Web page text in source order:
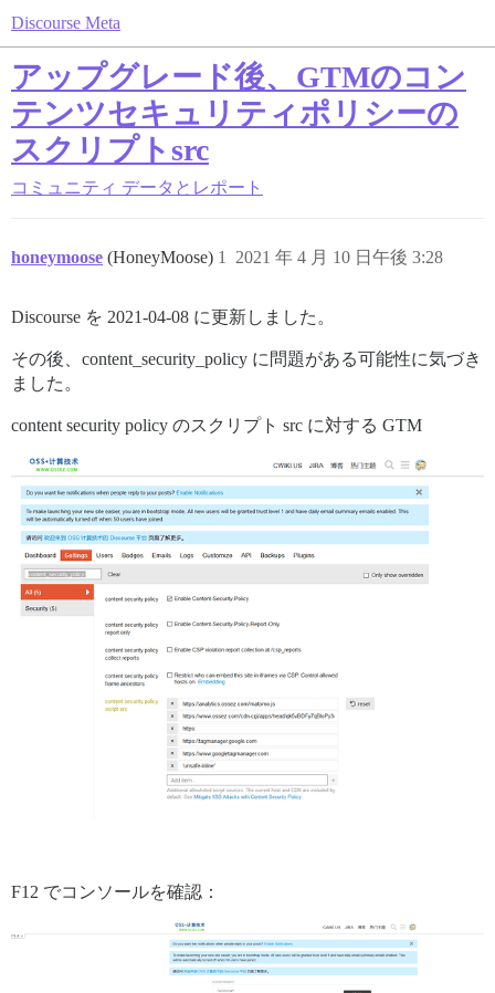
Discourse Meta
アップグレード後、GTMのコン
テンツセキュリティポリシーの
スクリプトsrc
コミュニティ データとレポート
honeymoose (HoneyMoose) 2021 年 4 月 10 日午後 3:28
1
Discourse を 2021-04-08 に更新しました。
その後、content_security_policy に問題がある可能性に気づき
ました。
content security policy のスクリプト src に対する GTM
F12 でコンソールを確認：